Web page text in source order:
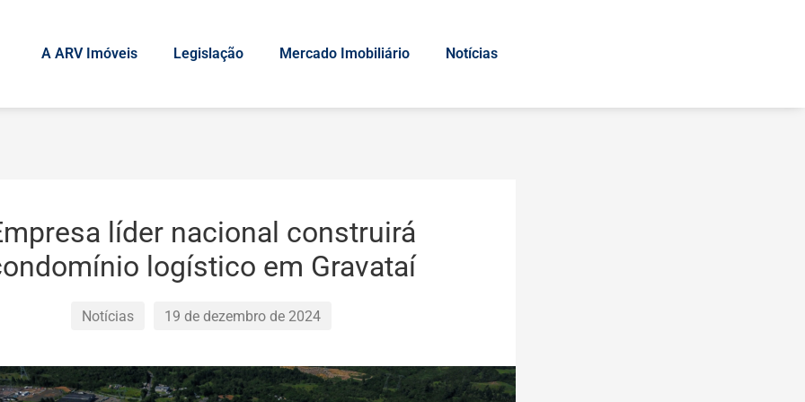
A ARV Imóveis Legislação Mercado Imobiliário Notícias
líder nacional construirá
logístico em Gravataí
Notícias 19 de dezembro de 2024